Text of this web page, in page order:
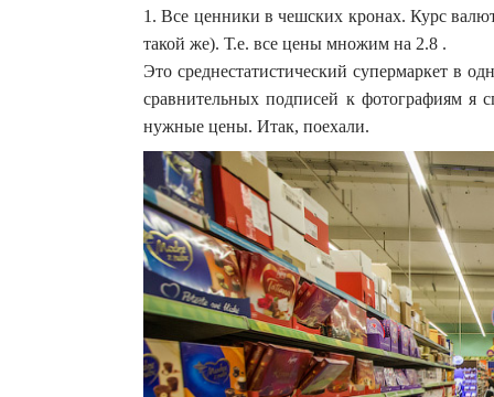
1. Все ценники в чешских кронах. Курс
такой же). Т.е. все цены множим на 2.8 .
Это среднестатистический супермаркет в
сравнительных подписей к фотографиям я
нужные цены. Итак, поехали.